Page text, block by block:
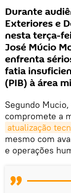
Durante
Exteriores e
nesta terça-
José Múcio
enfrenta
fatia
(PIB) à área
Segundo
compromete a
atualização
mesmo com
e operações